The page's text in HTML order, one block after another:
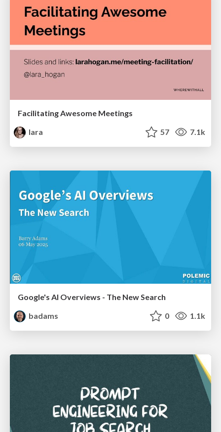
Facilitating Awesome Meetings
lara
57 7.1k
Google's AI Overviews - The New Search
badams
0 1.1k